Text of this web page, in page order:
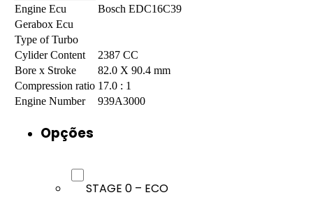
Engine Ecu
Bosch EDC16C39
Gerabox Ecu
Type of Turbo
Cylider Content
2387 CC
Bore x Stroke
82.0 X 90.4 mm
Compression ratio 17.0 : 1
Engine Number
939A3000
Opções
STAGE 0 – ECO